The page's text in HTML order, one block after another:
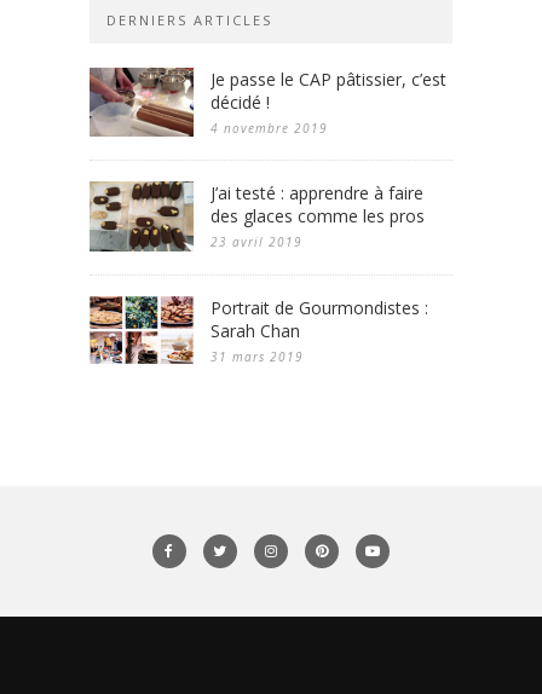
DERNIERS ARTICLES
Je passe le CAP pâtissier, c’est
décidé !
4 novembre 2019
J’ai testé : apprendre à faire
des glaces comme les pros
23 avril 2019
Portrait de Gourmondistes :
Sarah Chan
31 mars 2019